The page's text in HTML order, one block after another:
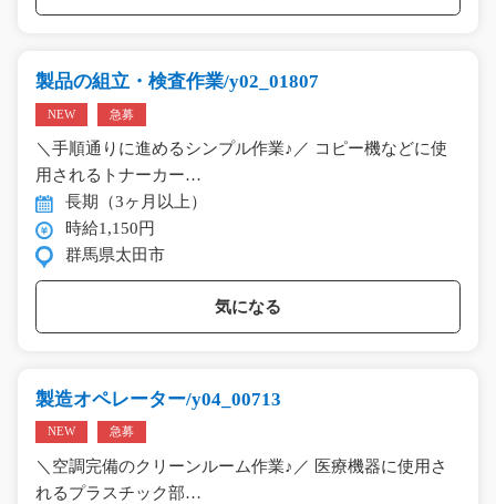
製品の組立・検査作業/y02_01807
NEW 急募
＼手順通りに進めるシンプル作業♪／ コピー機などに使
用されるトナーカー…
長期（3ヶ月以上）
時給1,150円
群馬県太田市
気になる
製造オペレーター/y04_00713
NEW 急募
＼空調完備のクリーンルーム作業♪／ 医療機器に使用さ
れるプラスチック部…